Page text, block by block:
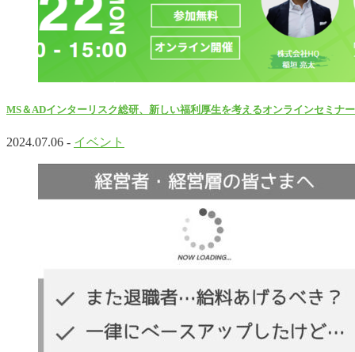
MS＆ADインターリスク総研、新しい福利厚生を考えるオンラインセミナ
2024.07.06 - イベント